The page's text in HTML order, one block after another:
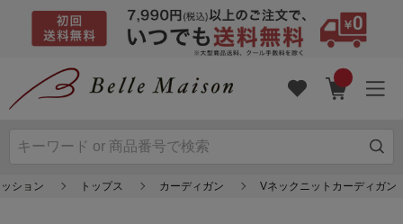
ション トップス カーディガン Vネックニットカーディガン